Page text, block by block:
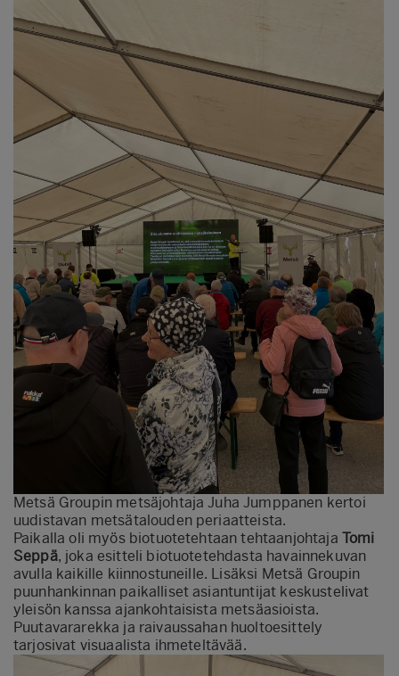
Metsä Groupin metsäjohtaja Juha Jumppanen kertoi
uudistavan metsätalouden periaatteista.
Paikalla oli myös biotuotetehtaan tehtaanjohtaja Tomi
Seppä, joka esitteli biotuotetehdasta havainnekuvan
avulla kaikille kiinnostuneille. Lisäksi Metsä Groupin
puunhankinnan paikalliset asiantuntijat keskustelivat
yleisön kanssa ajankohtaisista metsäasioista.
Puutavararekka ja raivaussahan huoltoesittely
tarjosivat visuaalista ihmeteltävää.